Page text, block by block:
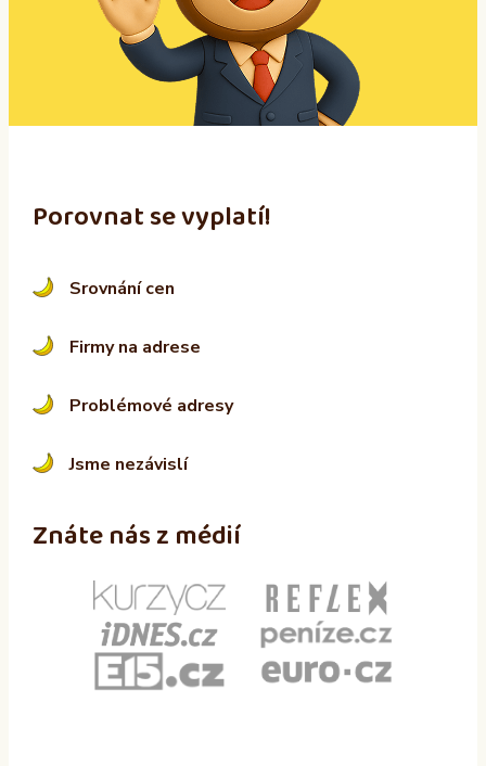
:
Porovnat se vyplatí!
Srovnání cen
Firmy na adrese
Problémové adresy
Jsme nezávislí
Znáte nás z médií